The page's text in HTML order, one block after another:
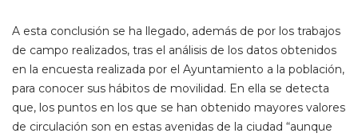
A esta conclusión se ha llegado, además de por los trabajos
de campo realizados, tras el análisis de los datos obtenidos
en la encuesta realizada por el Ayuntamiento a la población,
para conocer sus hábitos de movilidad. En ella se detecta
que, los puntos en los que se han obtenido mayores valores
de circulación son en estas avenidas de la ciudad “aunque